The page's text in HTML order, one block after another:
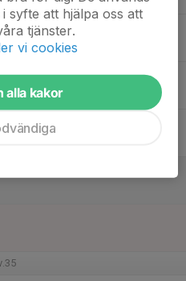
syfte att hjälpa oss att
tjänster.
vi cookies
alla kakor